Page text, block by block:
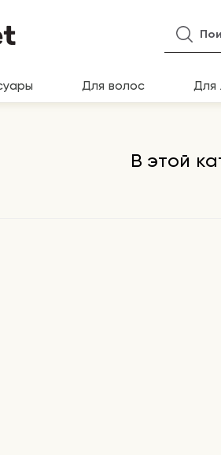
Для волос Для
В этой